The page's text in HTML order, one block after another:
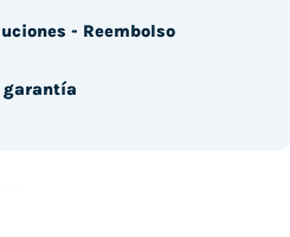
- Reembolso
garantía